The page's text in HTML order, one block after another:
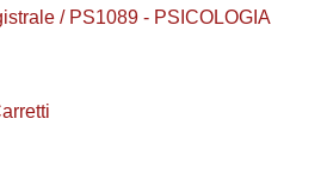
/ PS1089 - PSICOLOGIA